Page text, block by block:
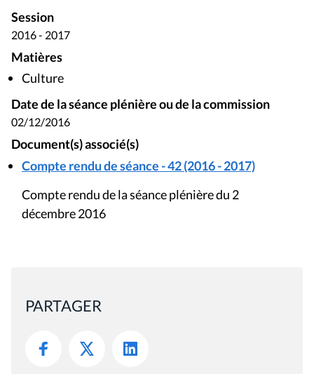
Session
2016 - 2017
Matières
Culture
Date de la séance plénière ou de la commission
02/12/2016
Document(s) associé(s)
Compte rendu de séance - 42 (2016 - 2017)
Compte rendu de la séance plénière du 2
décembre 2016
PARTAGER